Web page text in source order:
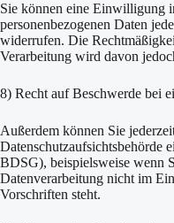
Sie können eine Einwilligung
personenbezogenen Daten
widerrufen. Die
Verarbeitung wird davon
8) Recht auf Beschwerde bei
Außerdem können Sie
BDSG), beispielsweise wenn
Datenverarbeitung nicht im
Vorschriften steht.